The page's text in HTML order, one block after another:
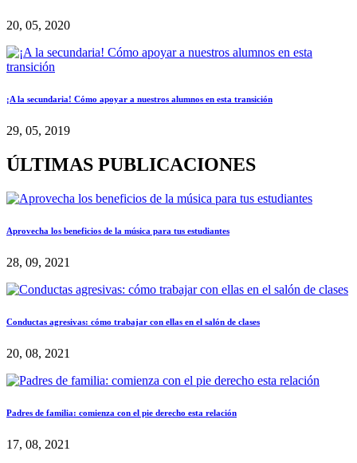
20, 05, 2020
¡A la secundaria! Cómo apoyar a nuestros alumnos en esta transición
29, 05, 2019
ÚLTIMAS PUBLICACIONES
Aprovecha los beneficios de la música para tus estudiantes
28, 09, 2021
Conductas agresivas: cómo trabajar con ellas en el salón de clases
20, 08, 2021
Padres de familia: comienza con el pie derecho esta relación
17, 08, 2021